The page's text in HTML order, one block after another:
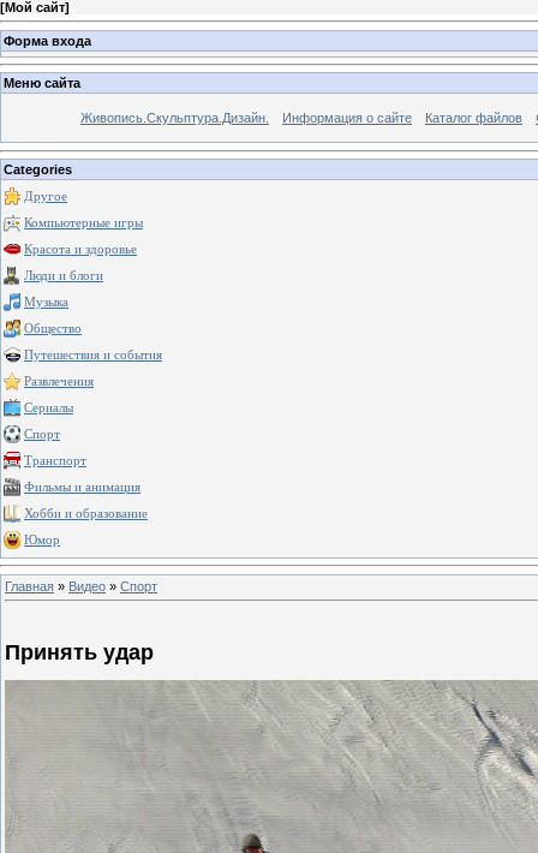
[Мой сайт]
Форма входа
Меню сайта
Живопись.Скульптура.Дизайн. Информация о сайте Каталог файлов
Categories
Другое
Компьютерные игры
Красота и здоровье
Люди и блоги
Музыка
Общество
Путешествия и события
Развлечения
Сериалы
Спорт
Транспорт
Фильмы и анимация
Хобби и образование
Юмор
Главная » Видео » Спорт
Принять удар